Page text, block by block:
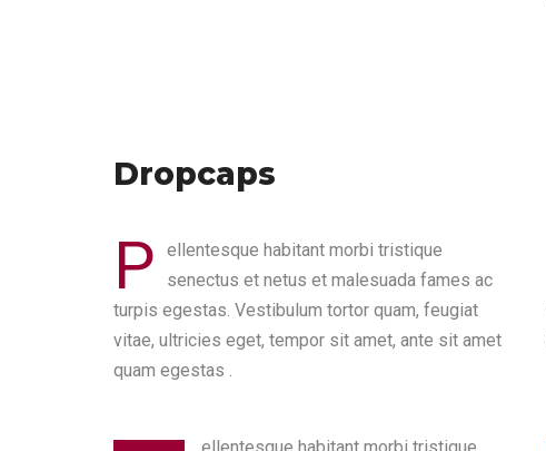
Dropcaps
P
ellentesque habitant morbi tristique
senectus et netus et malesuada fames ac
turpis egestas. Vestibulum tortor quam, feugiat
vitae, ultricies eget, tempor sit amet, ante sit amet
quam egestas .